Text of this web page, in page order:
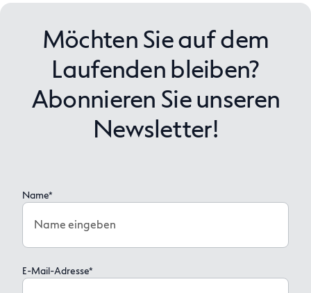
Möchten Sie auf dem
Laufenden bleiben?
Abonnieren Sie unseren
Newsletter!
Name*
Name eingeben
E-Mail-Adresse*